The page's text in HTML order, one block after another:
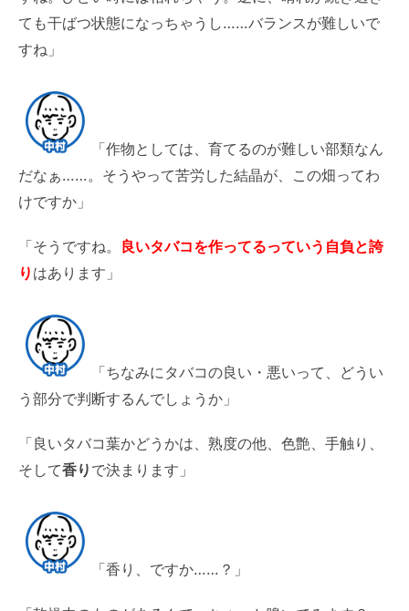
ても干ばつ状態になっちゃうし……バランスが難しいで
すね」
「作物としては、育てるのが難しい部類なん
だなぁ……。そうやって苦労した結晶が、この畑ってわ
けですか」
「そうですね。 良いタバコを作ってるっていう自負と誇
り はあります」
「ちなみにタバコの良い・悪いって、どうい
う部分で判断するんでしょうか」
「良いタバコ葉かどうかは、熟度の他、色艶、手触り、
そして香り で決まります」
「香り、ですか……？」